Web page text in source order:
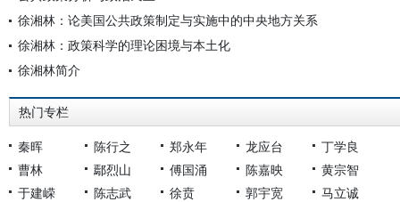
徐湘林：论美国公共政策制定与实施中的中央地方关系
徐湘林：政策科学的理论困境与本土化
徐湘林简介
热门专栏
秦晖 陈行之 郑永年 龙应台
丁学良
曹林
鄢烈山 傅国涌 陈嘉映
黄宗智
于建嵘
陈志武 徐贲 郭宇宽
马立诚